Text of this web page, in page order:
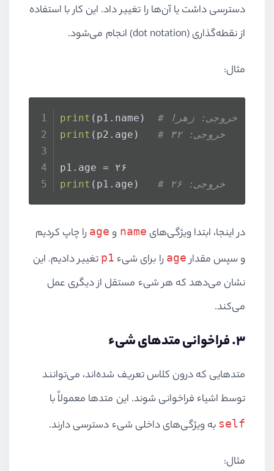
دسترسی داشت یا آن‌ها را تغییر داد. این کار با استفاده
از نقطه‌گذاری (dot notation) انجام می‌شود.
مثال:
print (p1.name)
# خروجی: زهرا
print (p2.age) # خروجی: ۳۲
p1.age = ۲۶
print (p1.age) # خروجی: ۲۶
در اینجا، ابتدا ویژگی‌های name و age را چاپ کردیم
و سپس مقدارage را برای شیء p1 تغییر دادیم. این
نشان می‌دهد که هر شیء مستقل از دیگری عمل
می‌کند.
۳. فراخوانی متدهای شیء
متدهایی که درون کلاس تعریف شده‌اند، می‌توانند
توسط اشیاء فراخوانی شوند. این متدها معمولاً با
self به ویژگی‌های داخلی شیء دسترسی دارند.
مثال: